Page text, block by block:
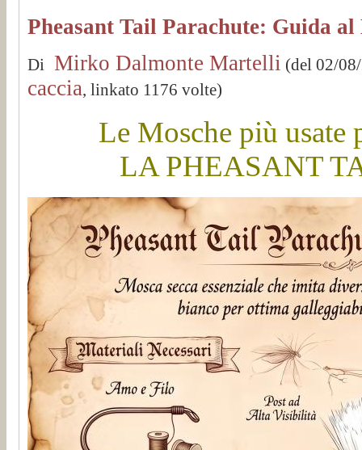
Pheasant Tail Parachute: Guida al
Di Mirko Dalmonte Martelli (del 02/
caccia, linkato 1176 volte)
Le Mosche più usate
LA PHEASANT